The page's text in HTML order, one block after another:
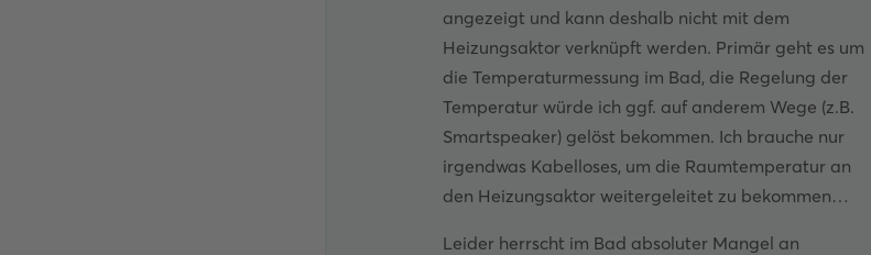
angezeigt und kann deshalb nicht mit dem
Heizungsaktor verknüpft werden. Primär geht es um
die Temperaturmessung im Bad, die Regelung der
Temperatur würde ich ggf. auf anderem Wege (z.B.
Smartspeaker) gelöst bekommen. Ich brauche nur
irgendwas Kabelloses, um die Raumtemperatur an
den Heizungsaktor weitergeleitet zu bekommen…
Leider herrscht im Bad absoluter Mangel an